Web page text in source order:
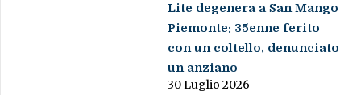
Lite degenera a San Mango
Piemonte: 35enne ferito
con un coltello, denunciato
un anziano
30 Luglio 2026